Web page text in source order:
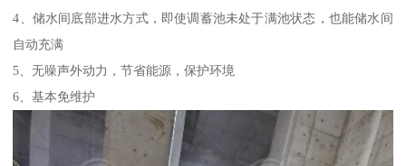
4、储水间底部进水方式，即使调蓄池未处于满池状态，也能储水间
自动充满
5、无噪声外动力，节省能源，保护环境
6、基本免维护